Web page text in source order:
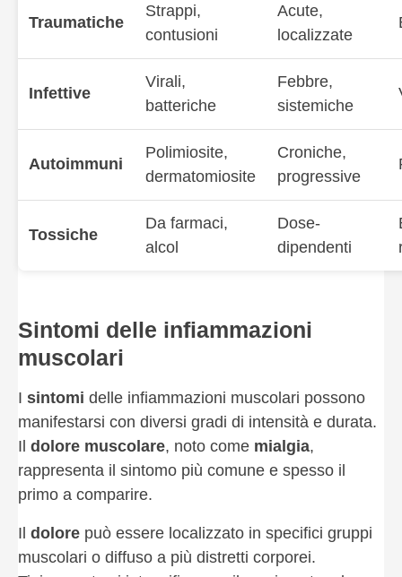
Traumatiche
Strappi,
contusioni
Acute,
localizzate
Infettive
Virali,
batteriche
Febbre,
sistemiche
Autoimmuni
Polimiosite,
dermatomiosite
Croniche,
progressive
Tossiche
Da farmaci,
alcol
Dose-
dipendenti
Sintomi delle infiammazioni
muscolari
I sintomi delle infiammazioni muscolari possono
manifestarsi con diversi gradi di intensità e durata.
Il dolore muscolare, noto come mialgia,
rappresenta il sintomo più comune e spesso il
primo a comparire.
Il dolore può essere localizzato in specifici gruppi
muscolari o diffuso a più distretti corporei.